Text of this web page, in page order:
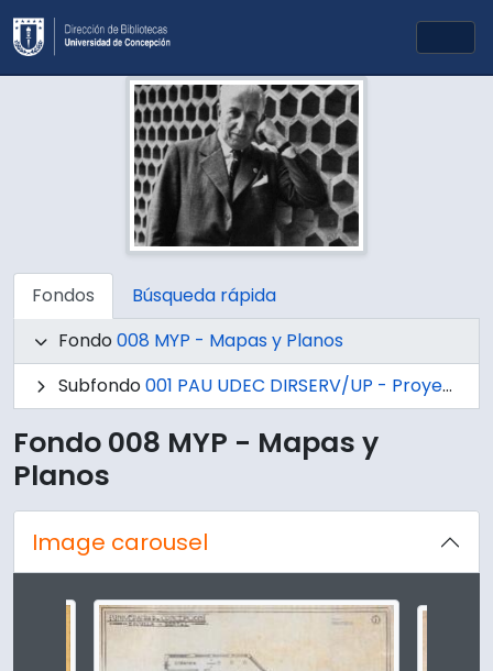
Skip to main content
Fondos
Búsqueda rápida
Fondo 008 MYP - Mapas y Planos
Subfondo001 PAU UDEC DIRSERV/UP - Proyectos de Arquitectura y Urbanismo UdeC Dirección de Servicios / Unidad de Proyectos
Fondo 008 MYP - Mapas y
Planos
Image carousel
Changing the current slide of this carousel will